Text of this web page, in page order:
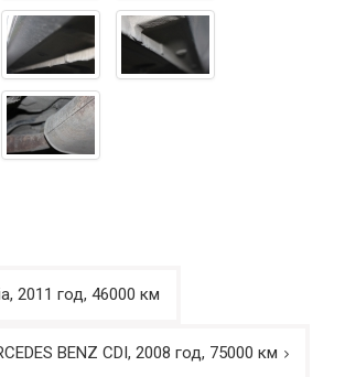
2011 год, 46000 км
BENZ CDI, 2008 год, 75000 км